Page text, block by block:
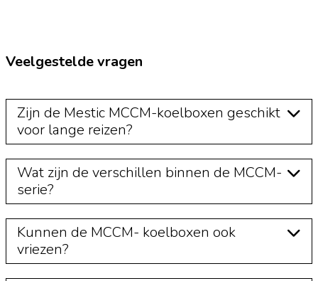
Veelgestelde vragen
Zijn de Mestic MCCM-koelboxen geschikt
voor lange reizen?
Wat zijn de verschillen binnen de MCCM-
serie?
Kunnen de MCCM- koelboxen ook
vriezen?